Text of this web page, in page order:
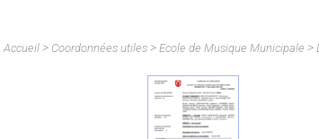
Accueil> Coordonnées utiles> Ecole de Musique Municipale >